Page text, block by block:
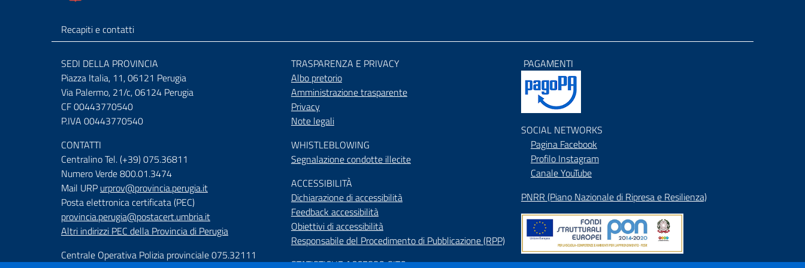
Recapiti e contatti
SEDI DELLA PROVINCIA
Piazza Italia, 11, 06121 Perugia
Via Palermo, 21/c, 06124 Perugia
CF 00443770540
P.IVA 00443770540
CONTATTI
Centralino Tel. (+39) 075.36811
Numero Verde 800.01.3474
Mail URP urprov@provincia.perugia.it
Posta elettronica certificata (PEC)
provincia.perugia@postacert.umbria.it
Altri indirizzi PEC della Provincia di Perugia
Centrale Operativa Polizia provinciale 075.32111
TRASPARENZA E PRIVACY
Albo pretorio
Amministrazione trasparente
Privacy
Note legali
WHISTLEBLOWING
Segnalazione condotte illecite
ACCESSIBILITÀ
Dichiarazione di accessibilità
Feedback accessibilità
Obiettivi di accessibilità
Responsabile del Procedimento di Pubblicazione (RPP)
STATISTICHE ACCESSO SITO
PAGAMENTI
SOCIAL NETWORKS
Pagina Facebook
Profilo Instagram
Canale YouTube
PNRR (Piano Nazionale di Ripresa e Resilienza)